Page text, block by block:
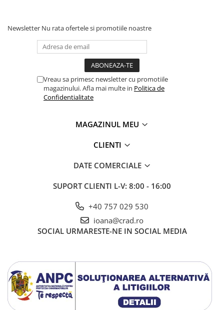
Newsletter Nu rata ofertele si promotiile noastre
Vreau sa primesc newsletter cu promotiile
magazinului. Afla mai multe in Politica de
Confidentialitate
MAGAZINUL MEU
CLIENTI
DATE COMERCIALE
SUPORT CLIENTI L-V: 8:00 - 16:00
+40 757 029 530
ioana@crad.ro
SOCIAL URMARESTE-NE IN SOCIAL MEDIA